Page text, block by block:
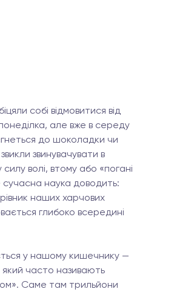
собі відмовитися від
але вже в середу
до шоколадки чи
звинувачувати в
волі, втому або «погані
наука доводить:
наших харчових
глибоко всередині
у нашому кишечнику —
який часто називають
Саме там трильйони